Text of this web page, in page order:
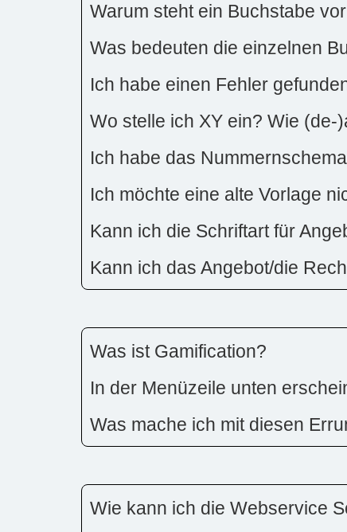
Warum steht ein Buchstabe
Was bedeuten die einzelnen
Ich habe einen Fehler
Wo stelle ich XY ein? Wie (de-
Ich habe das
Ich möchte eine alte Vorlage
Kann ich die Schriftart für
Kann ich das Angebot/die
Was ist Gamification?
In der Menüzeile unten
Was mache ich mit diesen
Wie kann ich die Webservice